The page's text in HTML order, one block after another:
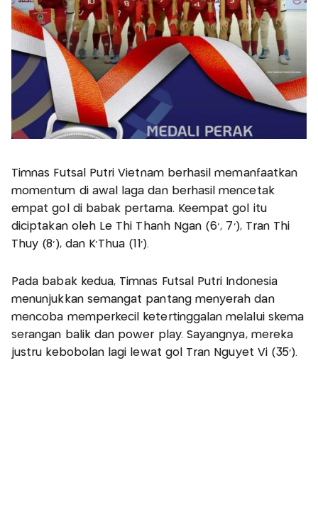
Timnas Futsal Putri Vietnam berhasil memanfaatkan
momentum di awal laga dan berhasil mencetak
empat gol di babak pertama. Keempat gol itu
diciptakan oleh Le Thi Thanh Ngan (6’, 7’), Tran Thi
Thuy (8’), dan K’Thua (11’).
Pada babak kedua, Timnas Futsal Putri Indonesia
menunjukkan semangat pantang menyerah dan
mencoba memperkecil ketertinggalan melalui skema
serangan balik dan power play. Sayangnya, mereka
justru kebobolan lagi lewat gol Tran Nguyet Vi (35’).